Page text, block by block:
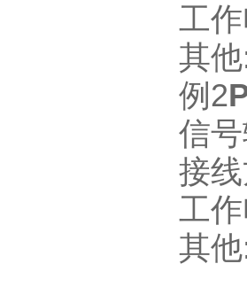
工
其
例2
信
接
工
其